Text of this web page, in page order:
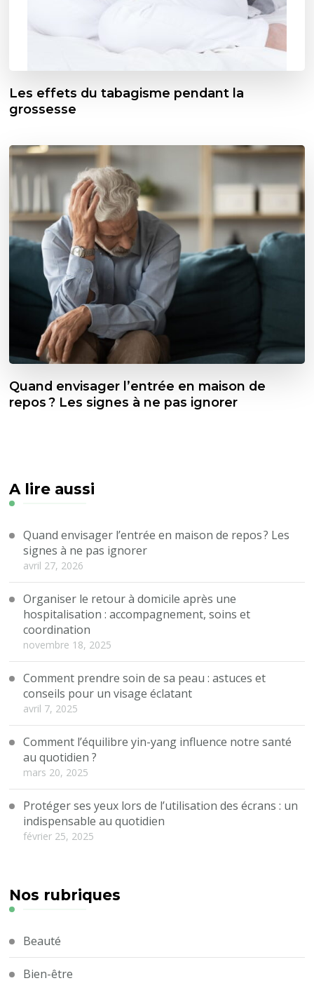
Les effets du tabagisme pendant la
grossesse
Quand envisager l’entrée en maison de
repos ? Les signes à ne pas ignorer
A lire aussi
Quand envisager l’entrée en maison de repos ? Les
signes à ne pas ignorer
avril 27, 2026
Organiser le retour à domicile après une
hospitalisation : accompagnement, soins et
coordination
novembre 18, 2025
Comment prendre soin de sa peau : astuces et
conseils pour un visage éclatant
avril 7, 2025
Comment l’équilibre yin-yang influence notre santé
au quotidien ?
mars 20, 2025
Protéger ses yeux lors de l’utilisation des écrans : un
indispensable au quotidien
février 25, 2025
Nos rubriques
Beauté
Bien-être